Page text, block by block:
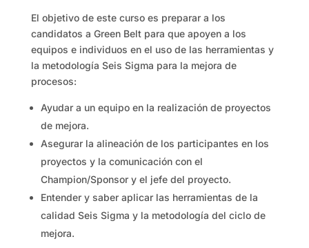
El objetivo de este curso es preparar a los
candidatos a Green Belt para que apoyen a los
equipos e individuos en el uso de las herramientas y
la metodología Seis Sigma para la mejora de
procesos:
Ayudar a un equipo en la realización de proyectos
de mejora.
Asegurar la alineación de los participantes en los
proyectos y la comunicación con el
Champion/Sponsor y el jefe del proyecto.
Entender y saber aplicar las herramientas de la
calidad Seis Sigma y la metodología del ciclo de
mejora.